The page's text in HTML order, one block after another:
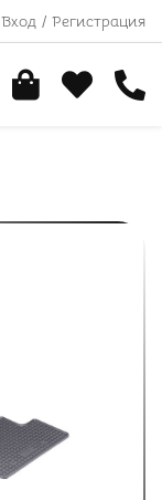
Вход / Регистрация